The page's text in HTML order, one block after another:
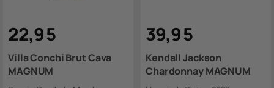
22,95
Villa Conchi Brut Cava
MAGNUM
39,95
Kendall Jackson
Chardonnay MAGNUM